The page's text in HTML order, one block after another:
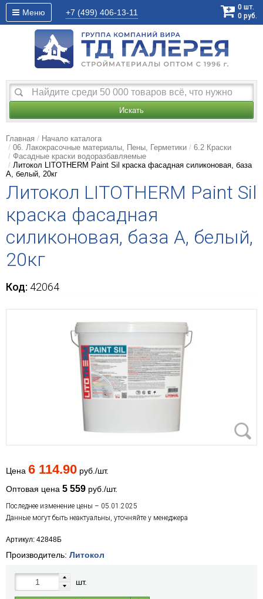
Меню +7 (499) 406-13-11
0 шт.
0 руб.
Искать
Главная
Начало каталога
06. Лакокрасочные материалы, Пены, Герметики
6.2 Краски
Фасадные краски водоразбавляемые
Литокол LITOTHERM Paint Sil краска фасадная силиконовая, база
А, белый, 20кг
Литокол LITOTHERM Paint Sil
краска фасадная
силиконовая, база А, белый,
20кг
Код: 42064
Цена 6 114.90 руб./шт.
Оптовая цена 5 559 руб./шт.
Последнее изменение цены – 05.01.2025
Данные могут быть неактуальны, уточняйте у менеджера
Артикул: 42848Б
Производитель: Литокол
шт.